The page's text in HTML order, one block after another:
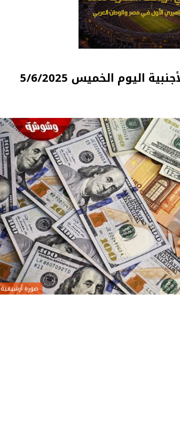
اليوم الخميس 5/6/2025
صورة أرشيفية